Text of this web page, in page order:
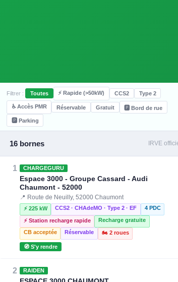
Filtrer : Toutes ⚡ Rapide (>50kW) CCS2 Type 2
♿ Accès PMR Réservable Gratuit 🅿️ Bord de rue
🅿️ Parking
16 bornes IRVE
1 CHARGEGURU
Espace 3000 - Groupe Cassard - Audi
Chaumont - 52000
📍 Route de Neuilly, 52000 Chaumont
⚡ 225 kW CCS2 · CHAdeMO · Type 2 · EF 4 PDC
⚡ Station recharge rapide
Recharge gratuite
CB acceptée
Réservable 🏍️ 2 roues
🧭 S'y rendre
2 RAIDEN